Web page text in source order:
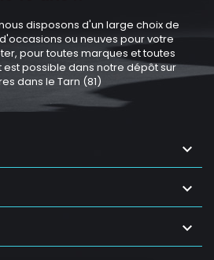
disposons d'un large choix de
ou neuves pour votre
pour toutes marques et toutes
est possible dans notre dépôt sur
dans le Tarn (81)


